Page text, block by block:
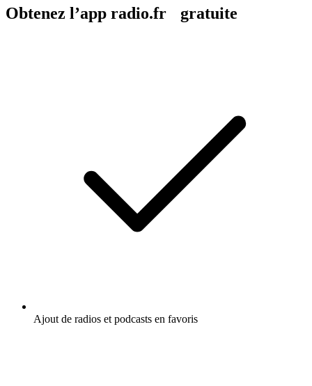
Obtenez l’app radio.fr gratuite
Ajout de radios et podcasts en favoris